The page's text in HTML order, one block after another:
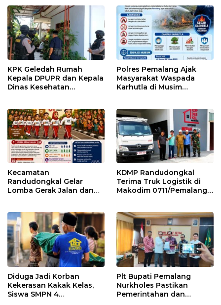
KPK Geledah Rumah
Kepala DPUPR dan Kepala
Dinas Kesehatan
Polres Pemalang Ajak
Masyarakat Waspada
Karhutla di Musim
Kecamatan
Randudongkal Gelar
Lomba Gerak Jalan dan
KDMP Randudongkal
Terima Truk Logistik di
Makodim 0711/Pemalang
Diduga Jadi Korban
Kekerasan Kakak Kelas,
Siswa SMPN 4
Plt Bupati Pemalang
Nurkholes Pastikan
Pemerintahan dan